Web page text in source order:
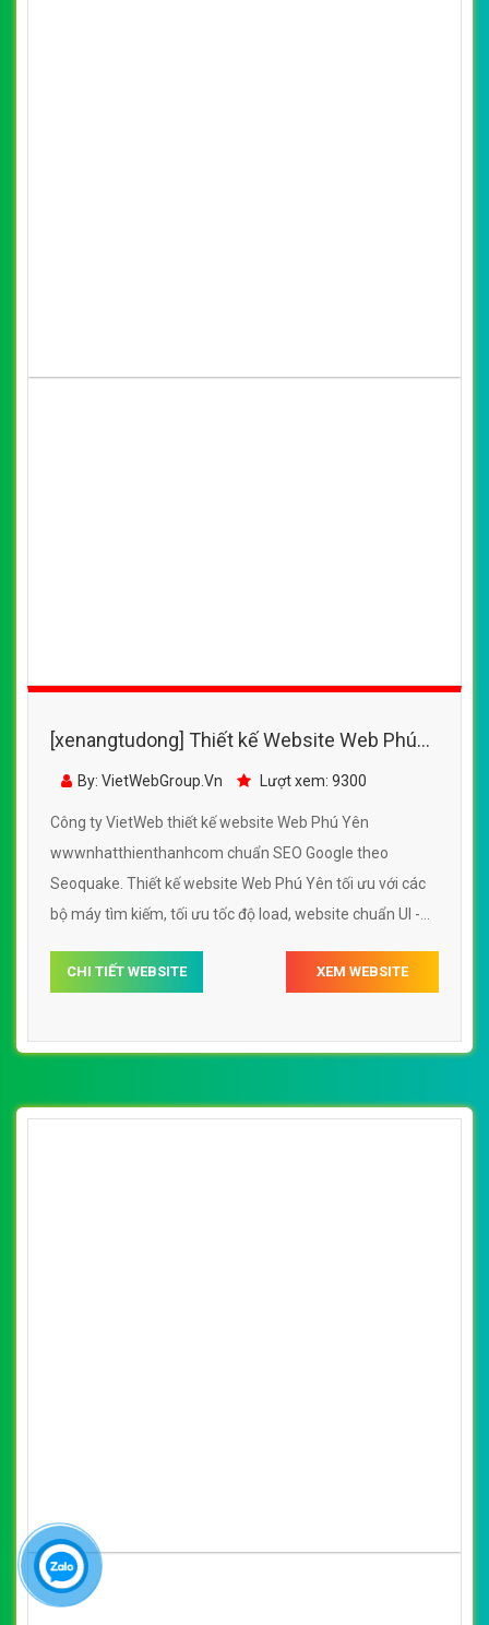
[xenangtudong] Thiết kế Website Web Phú
Yên - wwwnhatthienthanhcom
By: VietWebGroup.Vn Lượt xem: 9300
Công ty VietWeb thiết kế website Web Phú Yên
wwwnhatthienthanhcom chuẩn SEO Google theo
Seoquake. Thiết kế website Web Phú Yên tối ưu với các
bộ máy tìm kiếm, tối ưu tốc độ load, website chuẩn UI -
Phú Yên wwwnhatthienthanhcom
CHI TIẾT WEBSITE XEM WEBSITE